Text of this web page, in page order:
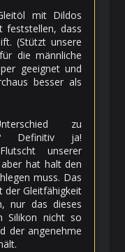
mit Dildos
feststellen, dass
(Stützt unsere
die männliche
geeignet und
besser als
zu
Definitiv ja!
unserer
hat halt den
muss. Das
der Gleitfähigkeit
nur das dieses
Silikon nicht so
der angenehme